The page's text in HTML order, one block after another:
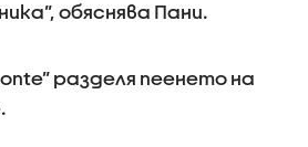
обяснява Пани.
разделя пеенето на